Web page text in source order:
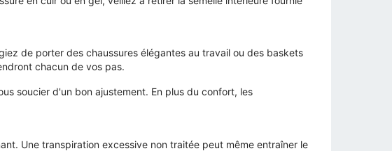
de porter des chaussures élégantes au travail ou des baskets
chacun de vos pas.
soucier d'un bon ajustement. En plus du confort, les
Une transpiration excessive non traitée peut même entraîner le